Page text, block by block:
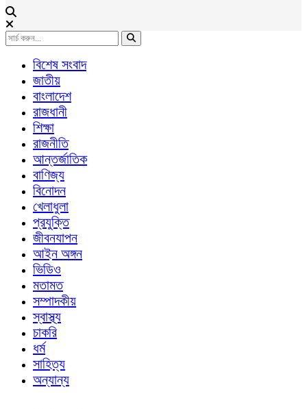
বিশেষ সংবাদ
জাতীয়
বাংলাদেশ
রাজধানী
শিক্ষা
রাজনীতি
আন্তর্জাতিক
বাণিজ্য
বিনোদন
খেলাধুলা
প্রযুক্তি
জীবনযাপন
আইন অঙ্গন
ভিডিও
মতামত
সম্পাদকীয়
স্বাস্থ্য
চাকরি
ধর্ম
সাহিত্য
অন্যান্য